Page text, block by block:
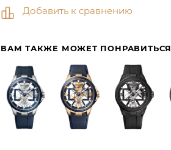
Добавить к сравнению
ВАМ ТАКЖЕ МОЖЕТ ПОНРАВИТЬСЯ